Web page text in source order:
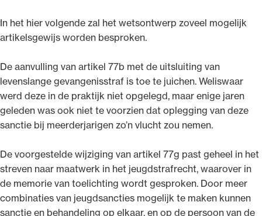
In het hier volgende zal het wetsontwerp zoveel mogelijk
artikelsgewijs worden besproken.
De aanvulling van artikel 77b met de uitsluiting van
levenslange gevangenisstraf is toe te juichen. Weliswaar
werd deze in de praktijk niet opgelegd, maar enige jaren
geleden was ook niet te voorzien dat oplegging van deze
sanctie bij meerderjarigen zo’n vlucht zou nemen.
De voorgestelde wijziging van artikel 77g past geheel in het
streven naar maatwerk in het jeugdstrafrecht, waarover in
de memorie van toelichting wordt gesproken. Door meer
combinaties van jeugdsancties mogelijk te maken kunnen
sanctie en behandeling op elkaar, en op de persoon van de